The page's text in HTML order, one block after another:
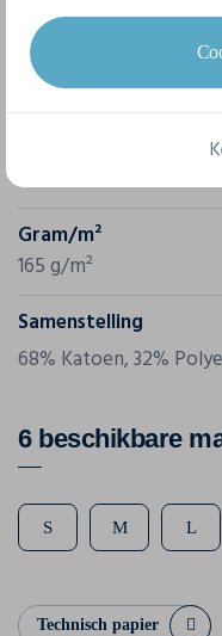
Merk
Kariban
K507
Gram/m²
165 g/m²
Samenstelling
68% Katoen, 32%
6 beschikbare
S M L
Technisch papier